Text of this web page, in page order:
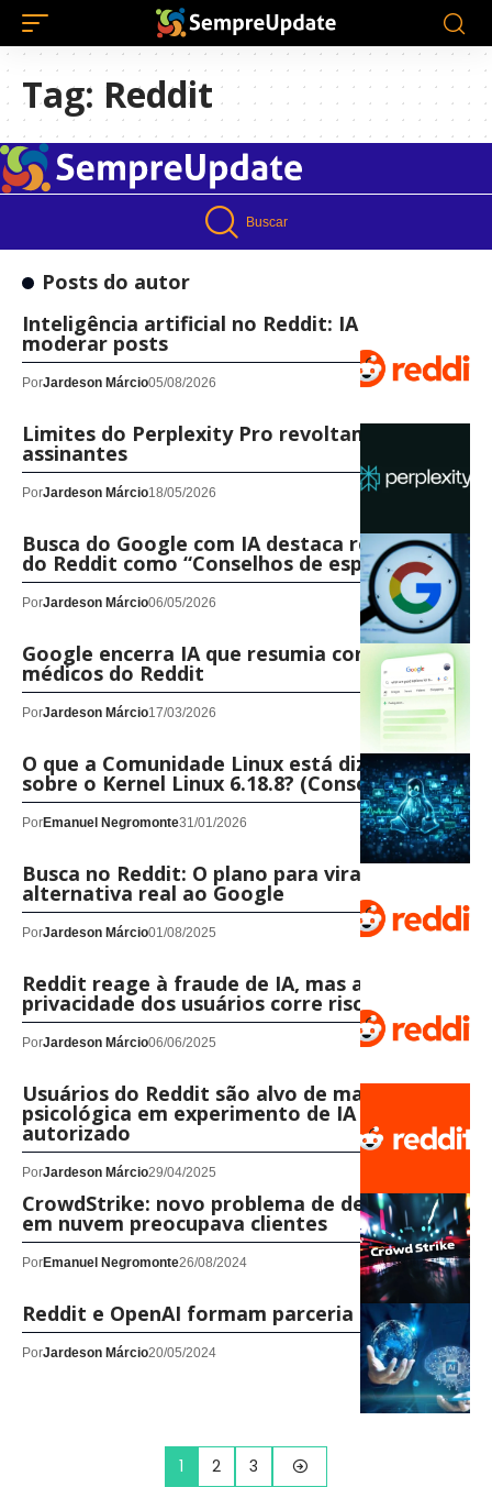
Tag: Reddit
Buscar
Posts do autor
Inteligência artificial no Reddit: IA vai
moderar posts
PorJardeson Márcio05/08/2026
Limites do Perplexity Pro revoltam
assinantes
PorJardeson Márcio18/05/2026
Busca do Google com IA destaca respostas
do Reddit como “Conselhos de especialistas”
PorJardeson Márcio06/05/2026
Google encerra IA que resumia conselhos
médicos do Reddit
PorJardeson Márcio17/03/2026
O que a Comunidade Linux está dizendo
sobre o Kernel Linux 6.18.8? (Consenso real)
PorEmanuel Negromonte31/01/2026
Busca no Reddit: O plano para virar uma
alternativa real ao Google
PorJardeson Márcio01/08/2025
Reddit reage à fraude de IA, mas a
privacidade dos usuários corre risco
PorJardeson Márcio06/06/2025
Usuários do Reddit são alvo de manipulação
psicológica em experimento de IA não
autorizado
PorJardeson Márcio29/04/2025
CrowdStrike: novo problema de desempenho
em nuvem preocupava clientes
PorEmanuel Negromonte26/08/2024
Reddit e OpenAI formam parceria
PorJardeson Márcio20/05/2024
1 2 3